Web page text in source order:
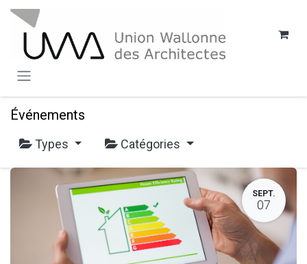
Événements
Types Catégories
SEPT.
07